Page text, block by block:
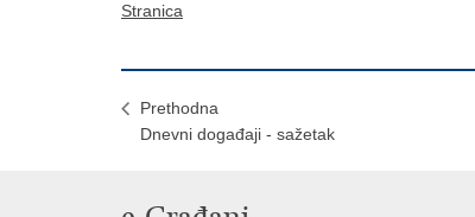
Stranica
Prethodna
Dnevni događaji - sažetak